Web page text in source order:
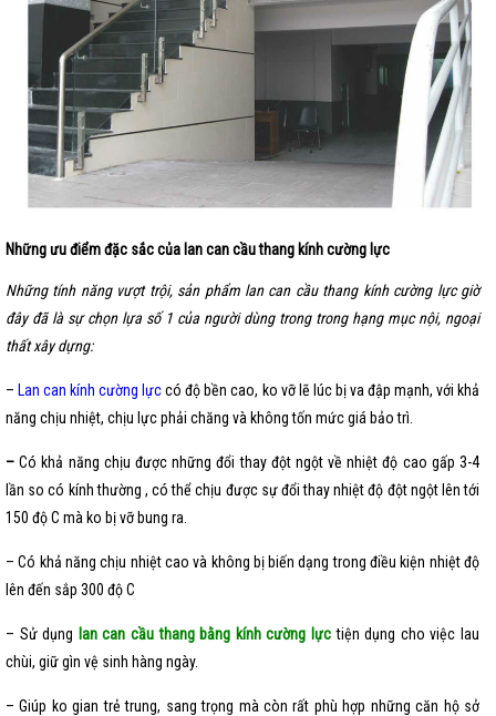
Những ưu điểm đặc sắc của lan can cầu thang kính cường lực
Những tính năng vượt trội, sản phẩm lan can cầu thang kính cường lực giờ
đây đã là sự chọn lựa số 1 của người dùng trong trong hạng mục nội, ngoại
thất xây dựng:
– Lan can kính cường lựccó độ bền cao, ko vỡ lẽ lúc bị va đập mạnh, với khả
năng chịu nhiệt, chịu lực phải chăng và không tốn mức giá bảo trì.
–Có khả năng chịu được những đổi thay đột ngột về nhiệt độ cao gấp 3-4
lần so có kính thường , có thể chịu được sự đổi thay nhiệt độ đột ngột lên tới
150 độ C mà ko bị vỡ bung ra.
– Có khả năng chịu nhiệt cao và không bị biến dạng trong điều kiện nhiệt độ
lên đến sắp 300 độ C
– Sử dụng lan can cầu thang bằng kính cường lực tiện dụng cho việc lau
chùi, giữ gìn vệ sinh hàng ngày.
– Giúp ko gian trẻ trung, sang trọng mà còn rất phù hợp những căn hộ sở